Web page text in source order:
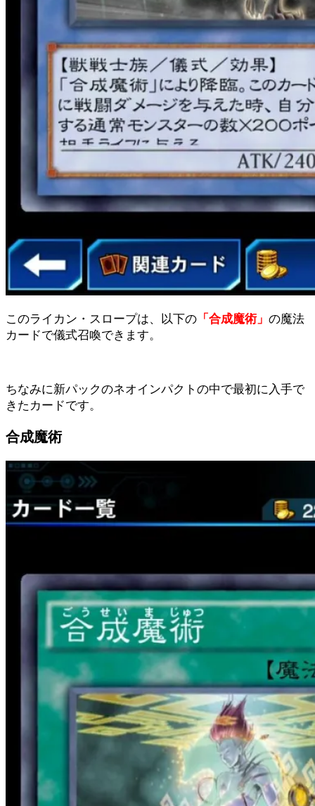
このライカン・スロープは、以下の 「合成魔術」 の魔法
カードで儀式召喚できます。
ちなみに新パックのネオインパクトの中で最初に入手で
きたカードです。
合成魔術